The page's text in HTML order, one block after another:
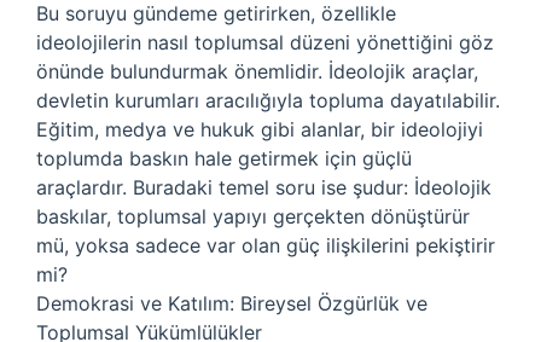
Bu soruyu gündeme getirirken, özellikle
ideolojilerin nasıl toplumsal düzeni yönettiğini göz
önünde bulundurmak önemlidir. İdeolojik araçlar,
devletin kurumları aracılığıyla topluma dayatılabilir.
Eğitim, medya ve hukuk gibi alanlar, bir ideolojiyi
toplumda baskın hale getirmek için güçlü
araçlardır. Buradaki temel soru ise şudur: İdeolojik
baskılar, toplumsal yapıyı gerçekten dönüştürür
mü, yoksa sadece var olan güç ilişkilerini pekiştirir
mi?
Demokrasi ve Katılım: Bireysel Özgürlük ve
Toplumsal Yükümlülükler